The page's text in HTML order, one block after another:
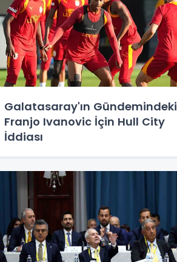
Galatasaray'ın Gündemindeki
Franjo Ivanovic İçin Hull City
İddiası